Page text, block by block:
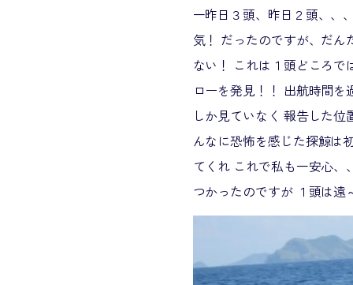
一昨日３頭、昨日２頭、、
気！ だったのですが、だ
ない！ これは１頭どころ
ローを発見！！ 出航時間
しか見ていなく 報告した
んなに恐怖を感じた探鯨は
てくれ これで私も一安心
つかったのですが １頭は